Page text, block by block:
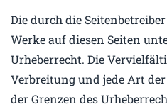
Die durch die
Werke auf diesen Seiten
Urheberrecht. Die
Verbreitung und jede Art
der Grenzen des